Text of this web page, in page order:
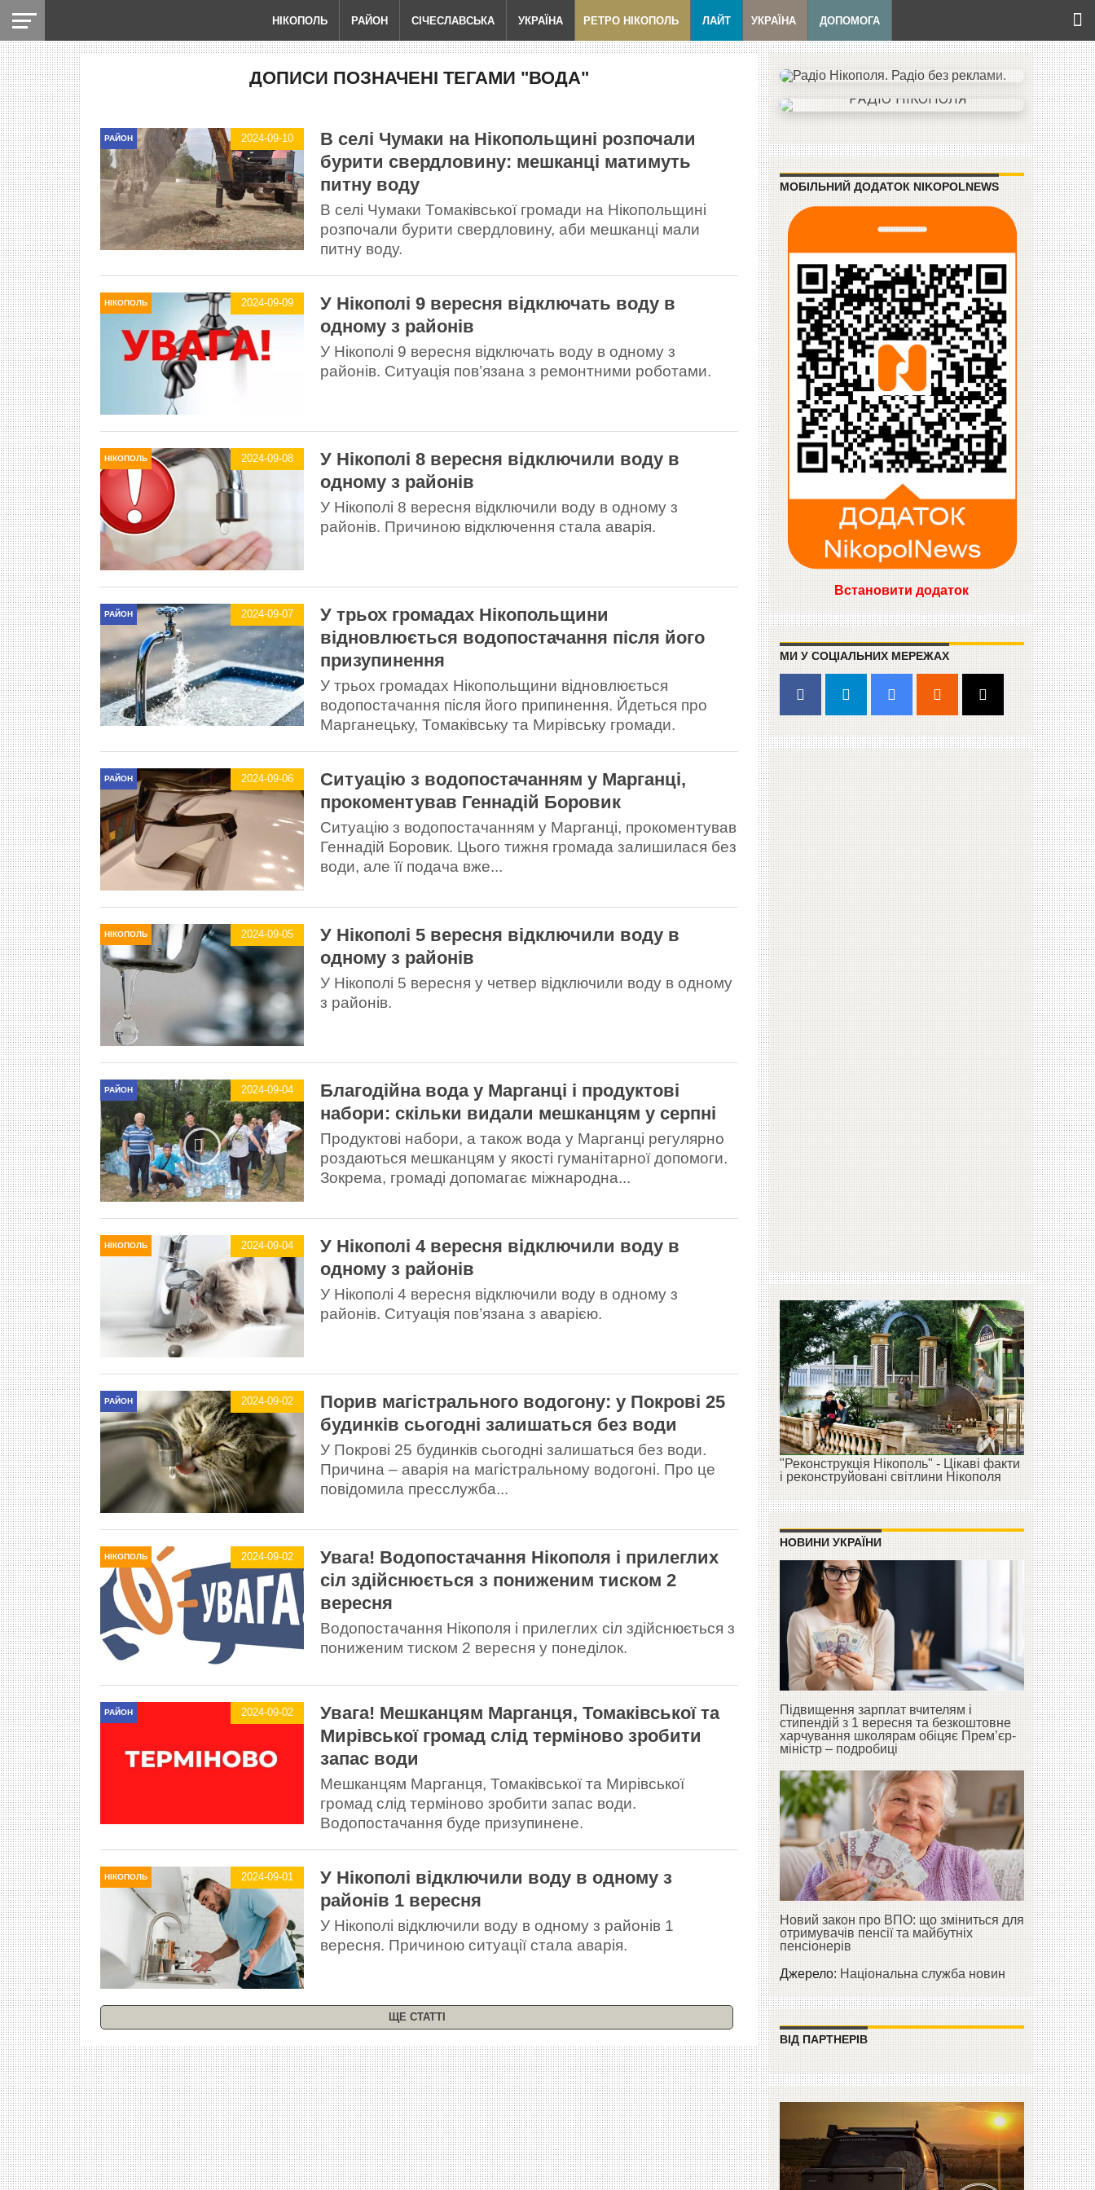
НІКОПОЛЬ РАЙОН СІЧЕСЛАВСЬКА УКРАЇНА РЕТРО НІКОПОЛЬ ЛАЙТ УКРАЇНА ДОПОМОГА
ДОПИСИ ПОЗНАЧЕНІ ТЕГАМИ "ВОДА"
РАЙОН 2024-09-10
В селі Чумаки на Нікопольщині розпочали
бурити свердловину: мешканці матимуть
питну воду
В селі Чумаки Томаківської громади на Нікопольщині
розпочали бурити свердловину, аби мешканці мали
питну воду.
НІКОПОЛЬ 2024-09-09
У Нікополі 9 вересня відключать воду в
одному з районів
У Нікополі 9 вересня відключать воду в одному з
районів. Ситуація пов’язана з ремонтними роботами.
НІКОПОЛЬ 2024-09-08
У Нікополі 8 вересня відключили воду в
одному з районів
У Нікополі 8 вересня відключили воду в одному з
районів. Причиною відключення стала аварія.
РАЙОН 2024-09-07
У трьох громадах Нікопольщини
відновлюється водопостачання після його
призупинення
У трьох громадах Нікопольщини відновлюється
водопостачання після його припинення. Йдеться про
Марганецьку, Томаківську та Мирівську громади.
РАЙОН 2024-09-06
Ситуацію з водопостачанням у Марганці,
прокоментував Геннадій Боровик
Ситуацію з водопостачанням у Марганці, прокоментував
Геннадій Боровик. Цього тижня громада залишилася без
води, але її подача вже...
НІКОПОЛЬ 2024-09-05
У Нікополі 5 вересня відключили воду в
одному з районів
У Нікополі 5 вересня у четвер відключили воду в одному
з районів.
РАЙОН 2024-09-04
Благодійна вода у Марганці і продуктові
набори: скільки видали мешканцям у серпні
Продуктові набори, а також вода у Марганці регулярно
роздаються мешканцям у якості гуманітарної допомоги.
Зокрема, громаді допомагає міжнародна...
НІКОПОЛЬ 2024-09-04
У Нікополі 4 вересня відключили воду в
одному з районів
У Нікополі 4 вересня відключили воду в одному з
районів. Ситуація пов’язана з аварією.
РАЙОН 2024-09-02
Порив магістрального водогону: у Покрові 25
будинків сьогодні залишаться без води
У Покрові 25 будинків сьогодні залишаться без води.
Причина – аварія на магістральному водогоні. Про це
повідомила пресслужба...
НІКОПОЛЬ 2024-09-02
Увага! Водопостачання Нікополя і прилеглих
сіл здійснюється з пониженим тиском 2
вересня
Водопостачання Нікополя і прилеглих сіл здійснюється з
пониженим тиском 2 вересня у понеділок.
РАЙОН 2024-09-02
Увага! Мешканцям Марганця, Томаківської та
Мирівської громад слід терміново зробити
запас води
Мешканцям Марганця, Томаківської та Мирівської
громад слід терміново зробити запас води.
Водопостачання буде призупинене.
НІКОПОЛЬ 2024-09-01
У Нікополі відключили воду в одному з
районів 1 вересня
У Нікополі відключили воду в одному з районів 1
вересня. Причиною ситуації стала аварія.
ЩЕ СТАТТІ
МОБІЛЬНИЙ ДОДАТОК NIKOPOLNEWS
Встановити додаток
МИ У СОЦІАЛЬНИХ МЕРЕЖАХ
"Реконструкція Нікополь" - Цікаві факти
і реконструйовані світлини Нікополя
НОВИНИ УКРАЇНИ
Підвищення зарплат вчителям і
стипендій з 1 вересня та безкоштовне
харчування школярам обіцяє Прем’єр-
міністр – подробиці
Новий закон про ВПО: що зміниться для
отримувачів пенсії та майбутніх
пенсіонерів
Джерело:Національна служба новин
ВІД ПАРТНЕРІВ